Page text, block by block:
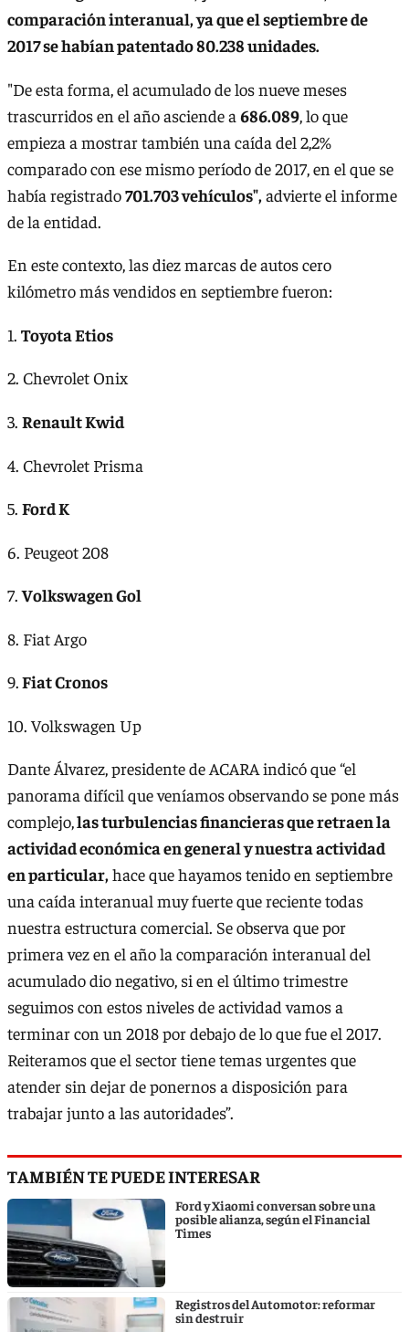
comparación interanual, ya que el septiembre de
2017 se habían patentado 80.238 unidades.
"De esta forma, el acumulado de los nueve meses
trascurridos en el año asciende a 686.089, lo que
empieza a mostrar también una caída del 2,2%
comparado con ese mismo período de 2017, en el que se
había registrado701.703 vehículos",advierte el informe
de la entidad.
En este contexto, las diez marcas de autos cero
kilómetro más vendidos en septiembre fueron:
1. Toyota Etios
2. Chevrolet Onix
3. Renault Kwid
4. Chevrolet Prisma
5. Ford K
6. Peugeot 208
7.Volkswagen Gol
8. Fiat Argo
9.Fiat Cronos
10. Volkswagen Up
Dante Álvarez, presidente de ACARA indicó que “el
panorama difícil que veníamos observando se pone más
complejo,las turbulencias financieras que retraen la
actividad económica en general y nuestra actividad
en particular,hace que hayamos tenido en septiembre
una caída interanual muy fuerte que reciente todas
nuestra estructura comercial. Se observa que por
primera vez en el año la comparación interanual del
acumulado dio negativo, si en el último trimestre
seguimos con estos niveles de actividad vamos a
terminar con un 2018 por debajo de lo que fue el 2017.
Reiteramos que el sector tiene temas urgentes que
atender sin dejar de ponernos a disposición para
trabajar junto a las autoridades”.
TAMBIÉN TE PUEDE INTERESAR
Ford y Xiaomi conversan sobre una
posible alianza, según el Financial
Times
Registros del Automotor: reformar
sin destruir